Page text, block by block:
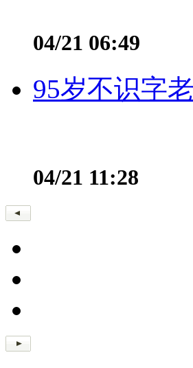
04/21 06:49
95岁不识字
04/21 11:28